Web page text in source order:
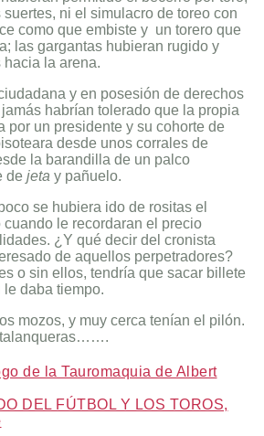
ni el simulacro de toreo con
como que embiste y un torero que
las gargantas hubieran rugido y
la arena.
y en posesión de derechos
habrían tolerado que la propia
por un presidente y su cohorte de
desde unos corrales de
la barandilla de un palco
de jeta y pañuelo.
se hubiera ido de rositas el
le recordaran el precio
¿Y qué decir del cronista
de aquellos perpetradores?
o sin ellos, tendría que sacar billete
daba tiempo.
mozos, y muy cerca tenían el pilón.
talanqueras…….
de la Tauromaquia de Albert
DEL FÚTBOL Y LOS TOROS,